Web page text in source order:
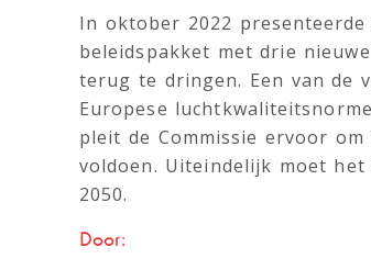
In oktober 2022
beleidspakket met drie
terug te dringen. Een van de
Europese
pleit de Commissie ervoor
voldoen. Uiteindelijk moet
2050.
Door: